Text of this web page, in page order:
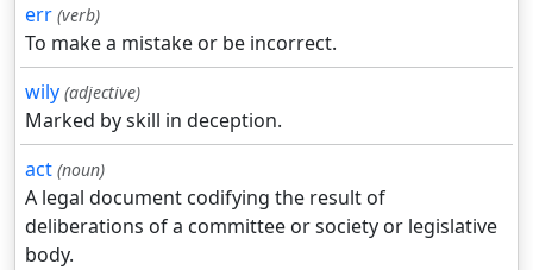
err (verb)
To make a mistake or be incorrect.
wily (adjective)
Marked by skill in deception.
act (noun)
A legal document codifying the result of
deliberations of a committee or society or legislative
body.